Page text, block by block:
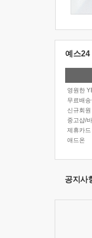
예스24
영원한
무료배
신규회원
중고샵/
제휴카드
애드온
공지사